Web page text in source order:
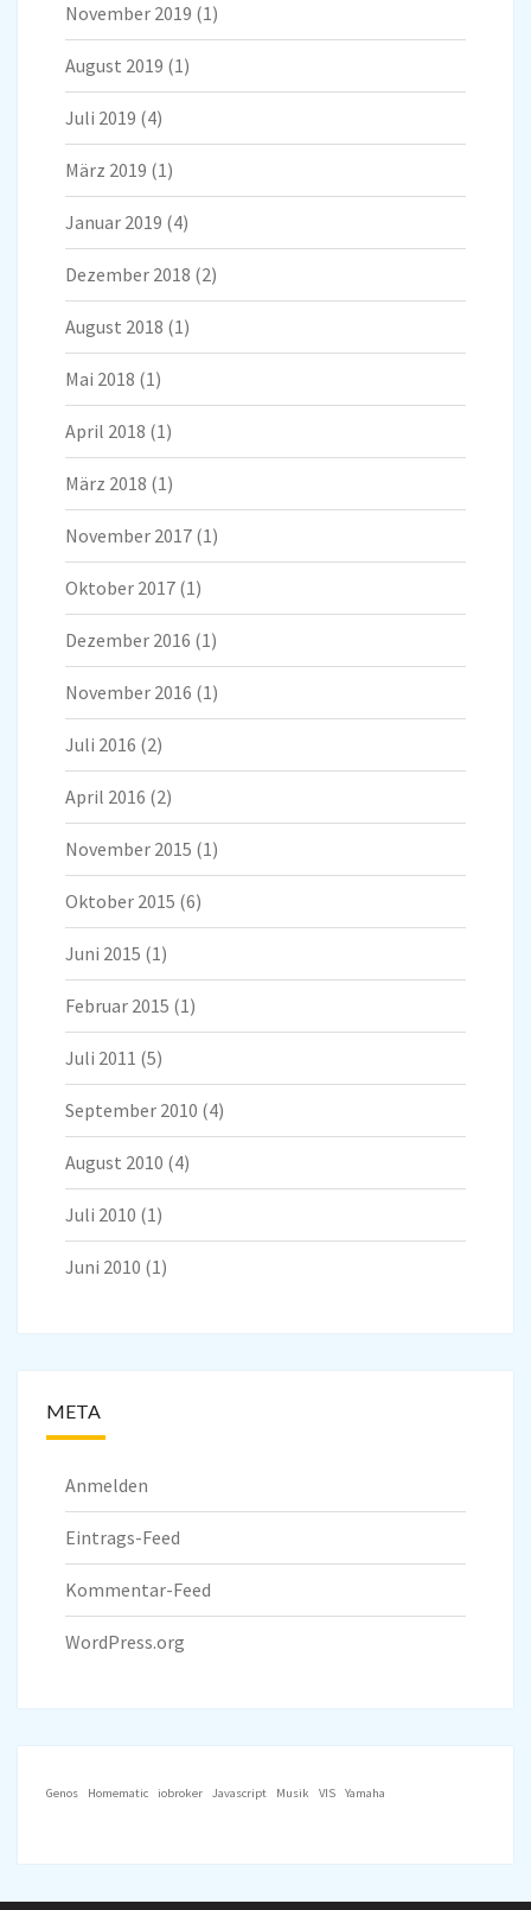
November 2019 (1)
August 2019 (1)
Juli 2019 (4)
März 2019 (1)
Januar 2019 (4)
Dezember 2018 (2)
August 2018 (1)
Mai 2018 (1)
April 2018 (1)
März 2018 (1)
November 2017 (1)
Oktober 2017 (1)
Dezember 2016 (1)
November 2016 (1)
Juli 2016 (2)
April 2016 (2)
November 2015 (1)
Oktober 2015 (6)
Juni 2015 (1)
Februar 2015 (1)
Juli 2011 (5)
September 2010 (4)
August 2010 (4)
Juli 2010 (1)
Juni 2010 (1)
META
Anmelden
Eintrags-Feed
Kommentar-Feed
WordPress.org
Genos Homematic iobroker Javascript Musik VIS Yamaha